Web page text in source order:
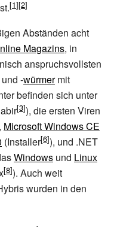
Abständen acht
Magazins, in
anspruchsvollsten
-würmermit
befinden sich unter
), die ersten Viren
Microsoft Windows CE
(Installer ), und .NET
Windows und Linux
). Auch weit
wurden in den